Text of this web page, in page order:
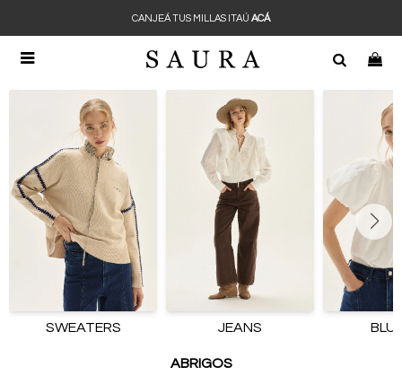

CANJEÁ TUS MILLAS ITAÚ ACÁ
SWEATERS JEANS
ABRIGOS